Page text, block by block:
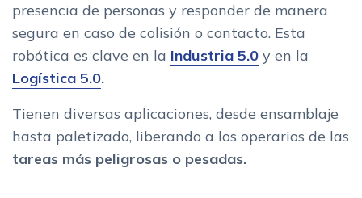
presencia de personas y responder de manera
segura en caso de colisión o contacto. Esta
robótica es clave en la Industria 5.0 y en la
Logística 5.0.
Tienen diversas aplicaciones, desde ensamblaje
hasta paletizado, liberando a los operarios de las
tareas más peligrosas o pesadas.